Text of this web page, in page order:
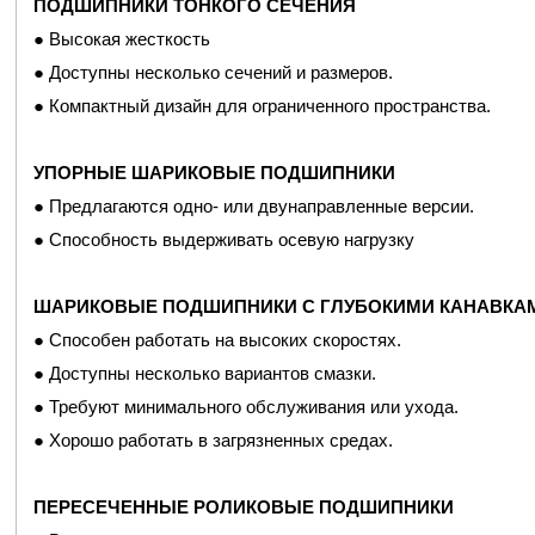
ПОДШИПНИКИ ТОНКОГО СЕЧЕНИЯ
● Высокая жесткость
● Доступны несколько сечений и размеров.
● Компактный дизайн для ограниченного пространства.
УПОРНЫЕ ШАРИКОВЫЕ ПОДШИПНИКИ
● Предлагаются одно- или двунаправленные версии.
● Способность выдерживать осевую нагрузку
ШАРИКОВЫЕ ПОДШИПНИКИ С ГЛУБОКИМИ
● Способен работать на высоких скоростях.
● Доступны несколько вариантов смазки.
● Требуют минимального обслуживания или ухода.
● Хорошо работать в загрязненных средах.
ПЕРЕСЕЧЕННЫЕ РОЛИКОВЫЕ ПОДШИПНИКИ
МРТ-АППАРАТЫ
● Радиальные шарикоподшипники
МАШИНЫ ДЛЯ ВИЗУАЛИЗАЦИИ ГРУДИ
● Шарикоподшипники тонкого сечения.
РЕНТГЕНОВСКИЕ АППАРАТЫ
● Шарикоподшипники тонкого сечения.
● Радиальные шарикоподшипники
РОБОТНЫЕ УСТРОЙСТВА ДЛЯ ДИСТАНЦИОННЫХ
● Шарикоподшипники тонкого сечения.